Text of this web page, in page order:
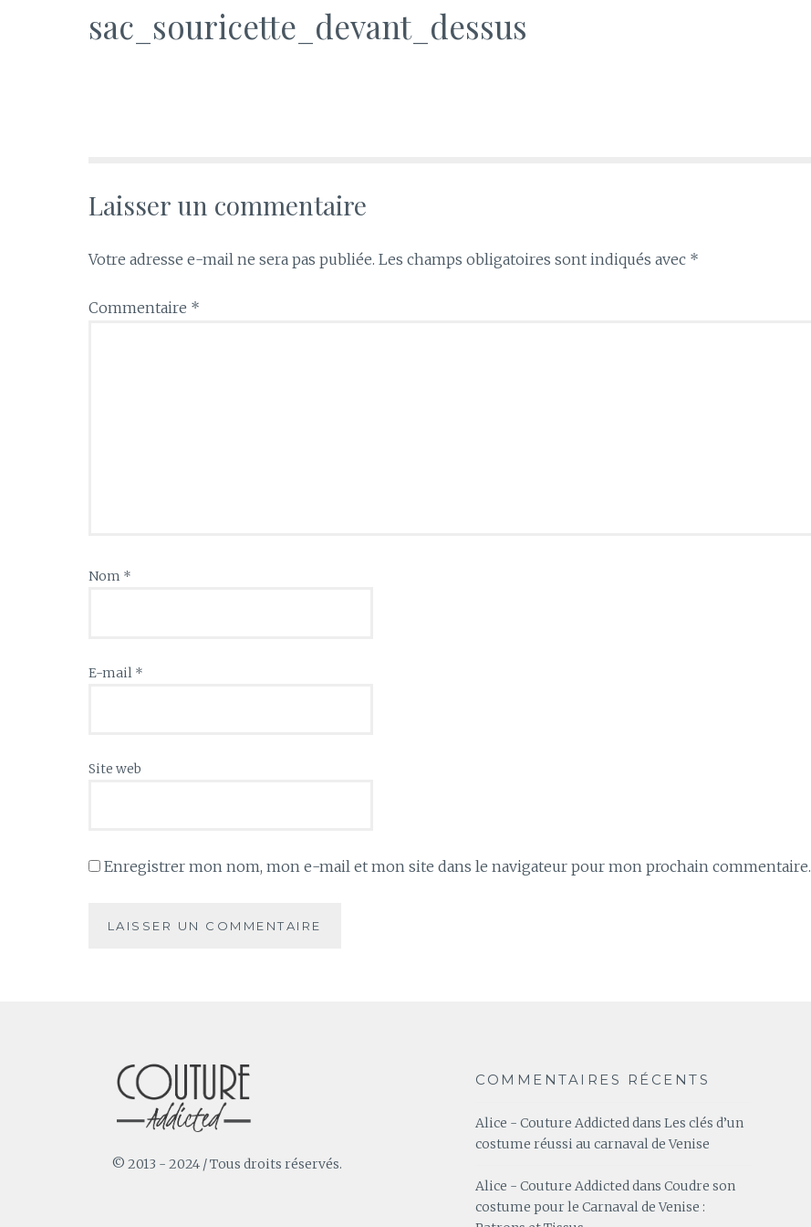
sac_souricette_devant_dessus
Laisser un commentaire
Votre adresse e-mail ne sera pas publiée. Les champs obligatoires sont indiqués avec *
Commentaire *
Nom *
E-mail *
Site web
Enregistrer mon nom, mon e-mail et mon site dans le navigateur pour mon prochain commentaire.
© 2013 - 2024 / Tous droits réservés.
COMMENTAIRES RÉCENTS
Alice - Couture Addicteddans Les clés d’un
costume réussi au carnaval de Venise
Alice - Couture Addicteddans Coudre son
costume pour le Carnaval de Venise :